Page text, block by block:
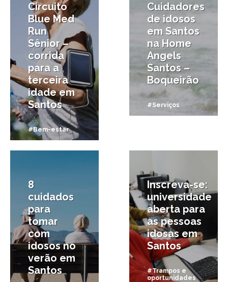
Circuito
Blue Med
Run
Sênior –
corrida
para a
terceira
idade em
Santos
#Bem-estar
Cuidadores
de idosos
em Santos
na Home
Angels
Santos –
Boqueirão
#Serviços
22/01/2019
8
cuidados
para
tomar
com
idosos no
verão em
Santos
Inscreva-se:
universidade
aberta para
as pessoas
idosas em
Santos
#Trampos e
oportunidades